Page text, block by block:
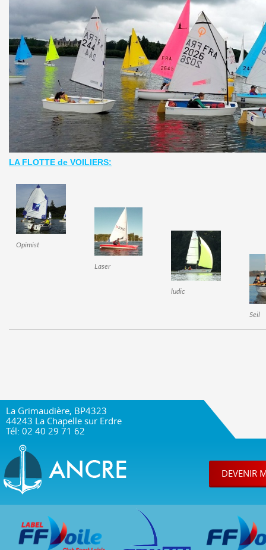
LA FLOTTE de VOILIERS:
Opimist
Laser
ludic
Seil
La Grimaudière, BP4323
44243 La Chapelle sur Erdre
Tél: 02 40 29 71 62
DEVENIR